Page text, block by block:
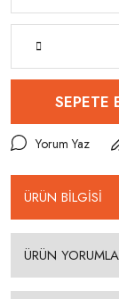
SEPETE
Yorum Yaz
ÜRÜN BİLGİSİ
ÜRÜN